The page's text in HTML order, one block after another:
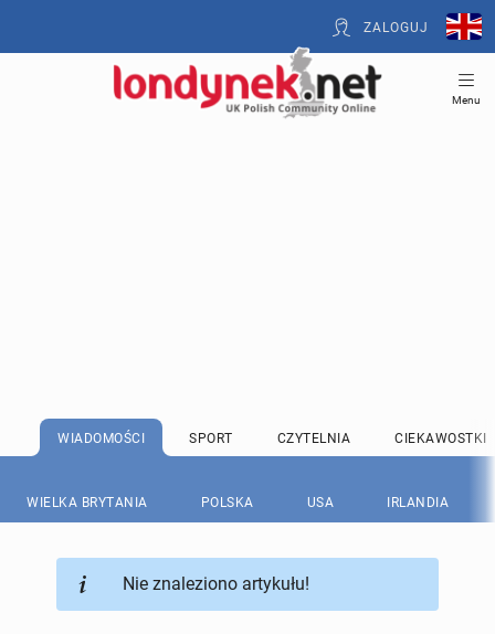
ZALOGUJ
Menu
WIADOMOŚCI SPORT CZYTELNIA CIEKAWOSTKI
WIELKA BRYTANIA POLSKA USA IRLANDIA
Nie znaleziono artykułu!